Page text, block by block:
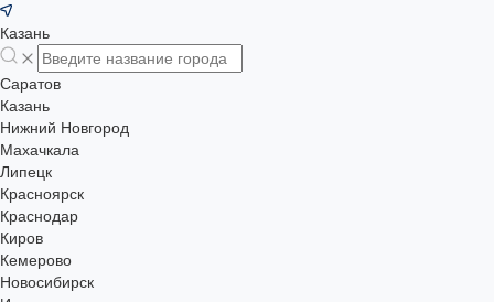
Казань
Саратов
Казань
Нижний Новгород
Махачкала
Липецк
Красноярск
Краснодар
Киров
Кемерово
Новосибирск